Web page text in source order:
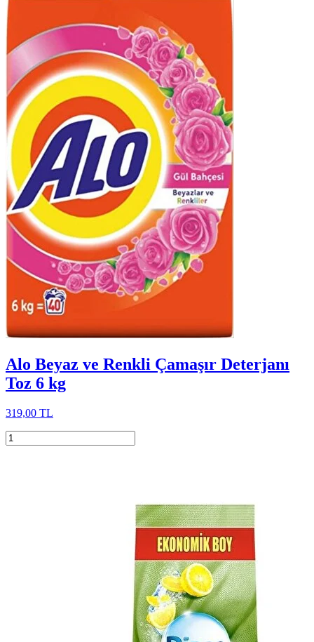
Alo Beyaz ve Renkli Çamaşır Deterjanı
Toz 6 kg
319,00 TL